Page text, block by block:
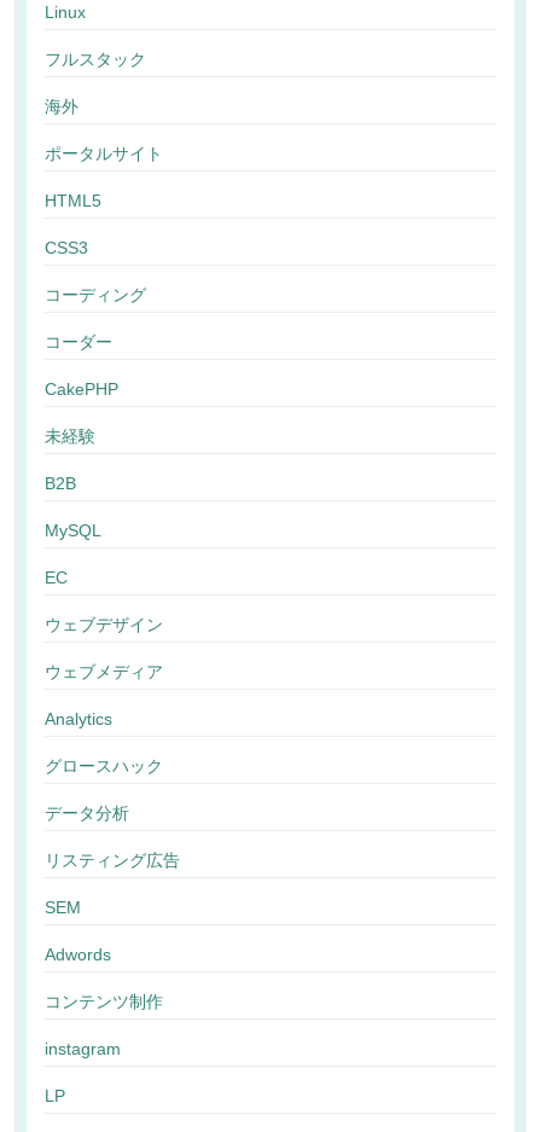
Linux
フルスタック
海外
ポータルサイト
HTML5
CSS3
コーディング
コーダー
CakePHP
未経験
B2B
MySQL
EC
ウェブデザイン
ウェブメディア
Analytics
グロースハック
データ分析
リスティング広告
SEM
Adwords
コンテンツ制作
instagram
LP